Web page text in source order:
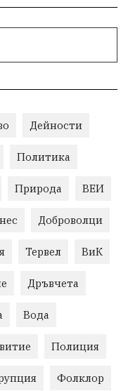
Дейности
Политика
Природа ВЕИ
Доброволци
Тервел ВиК
Дръвчета
Вода
Полиция
Фолклор